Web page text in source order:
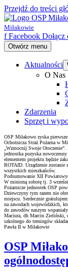
Przejdź do treści
Miłakowie
f Facebook Dołącz
Otwórz menu
Aktualności
O Nas
Zdarzenia
Sprzęt i
OSP Miłakowo zyska
Ochotnicza Straż Pożarna w
„Wzmocnij Swoje
jednostka pozyska
elementem projektu będzie
ROTAID. Urządzenie zostanie
wszystkich mieszkańców.
Podsumowanie XII
W minioną sobotę tj. 3
Pożarnicze jednostek OSP
Dziewczyny tym razem nie
miejscu. Serdecznie
na zawodach wojewódzkich,
do zawodów naszym
Maciura, dh Marcin Zieliński,
szkolnego do treningów
Pawła II w Miłakowie
OSP